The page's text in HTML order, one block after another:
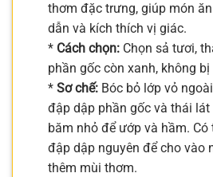
thơm đặc trưng, giúp món
dẫn và kích thích vị giác.
* Cách chọn: Chọn sả tươi,
phần gốc còn xanh, không bị
* Sơ chế: Bóc bỏ lớp vỏ
đập dập phần gốc và thái
băm nhỏ để ướp và hầm. Có
đập dập nguyên để cho vào
thêm mùi thơm.